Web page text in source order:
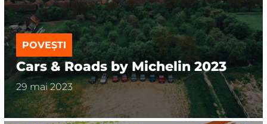
POVEȘTI
Cars & Roads by Michelin 2023
29 mai 2023